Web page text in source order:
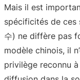
Mais il est
spécificités de ces
수) ne diffère pas
modèle chinois, il
privilège reconnu